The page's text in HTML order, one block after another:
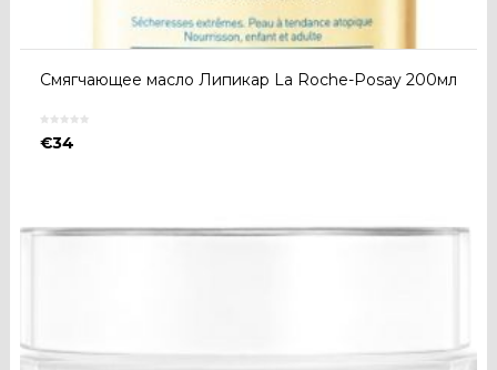
Cмягчающее масло Липикар La Roche-Posay 200мл
€34